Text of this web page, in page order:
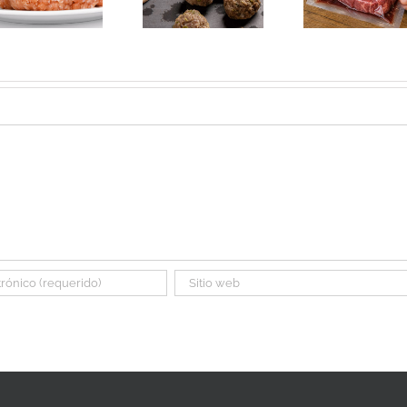
cerdo: cuál
normal que
con